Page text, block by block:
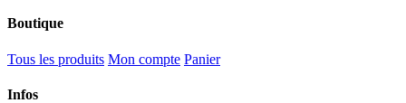
Boutique
Tous les produits Mon compte Panier
Infos